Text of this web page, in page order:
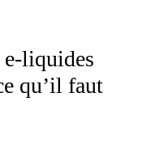
e-liquides
qu’il faut